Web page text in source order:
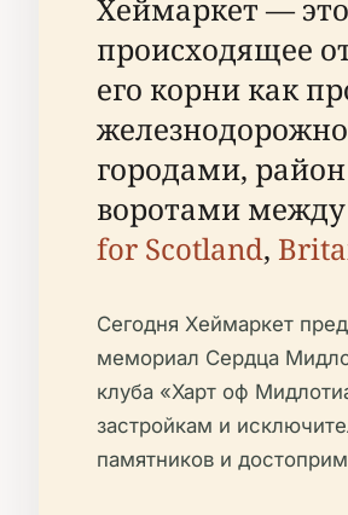
Хеймаркет —
происходящее
его корни как
городами,
воротами
for Scotland,
Сегодня Хеймаркет
мемориал Сердца
клуба «Харт оф
застройкам и
памятников и